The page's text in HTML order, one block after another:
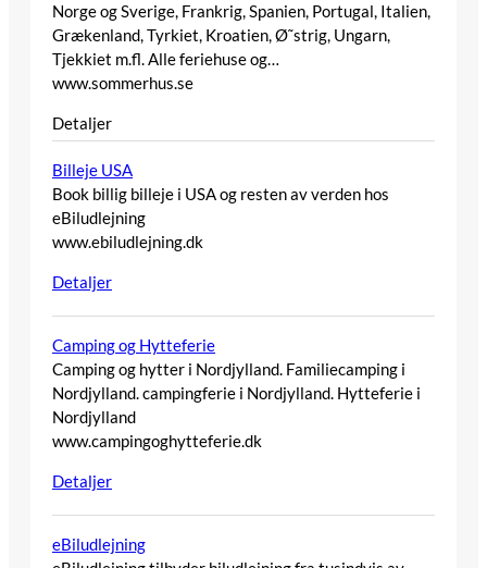
Norge og Sverige, Frankrig, Spanien, Portugal, Italien,
Grækenland, Tyrkiet, Kroatien, Ø˜strig, Ungarn,
Tjekkiet m.fl. Alle feriehuse og…
www.sommerhus.se
Detaljer
Billeje USA
Book billig billeje i USA og resten av verden hos
eBiludlejning
www.ebiludlejning.dk
Detaljer
Camping og Hytteferie
Camping og hytter i Nordjylland. Familiecamping i
Nordjylland. campingferie i Nordjylland. Hytteferie i
Nordjylland
www.campingoghytteferie.dk
Detaljer
eBiludlejning